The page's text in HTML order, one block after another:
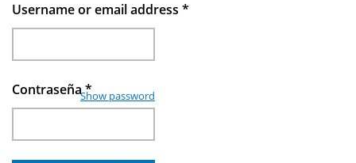
Username or email address *
Contraseña*
Show password